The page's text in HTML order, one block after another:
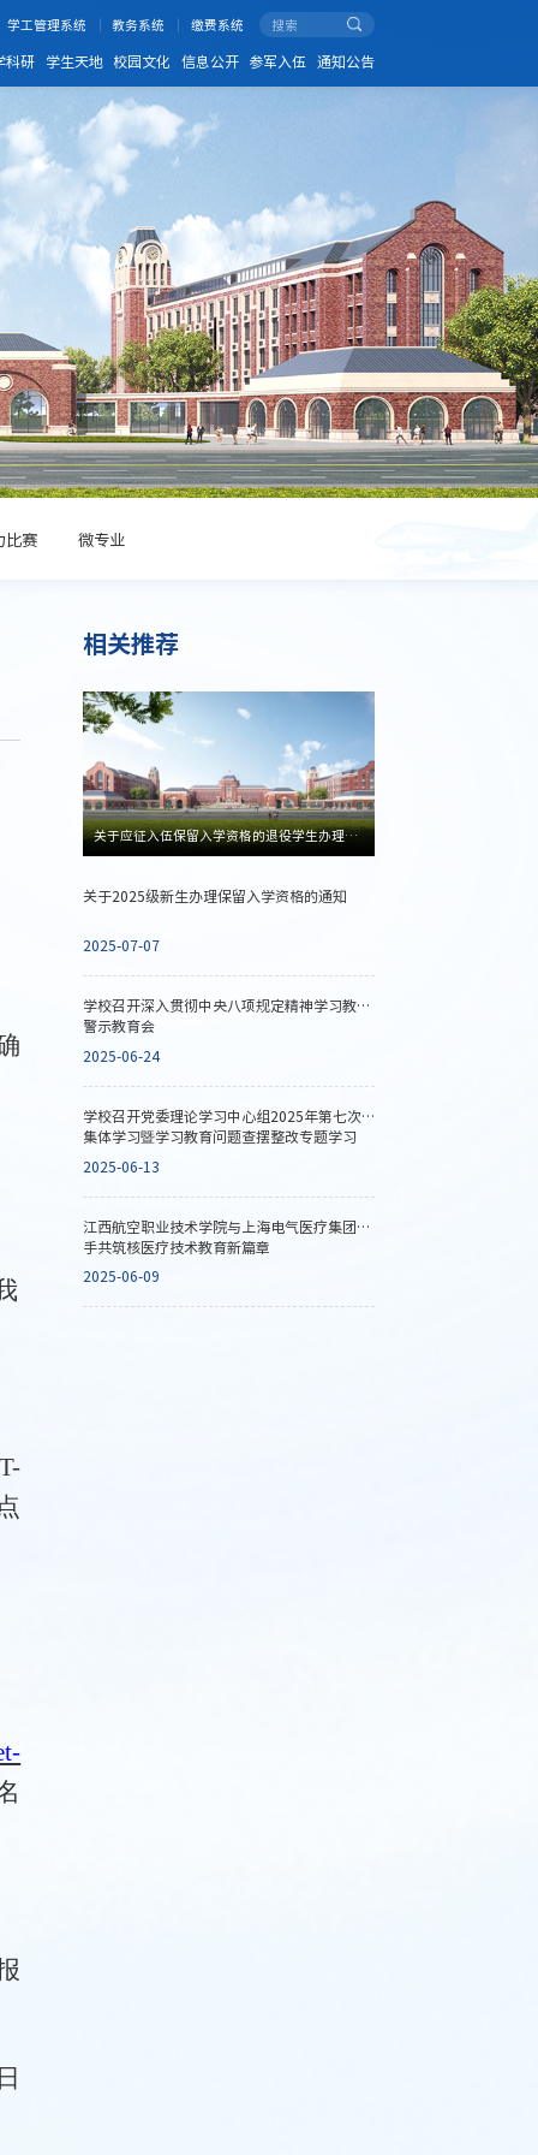
学工管理系统 教务系统 缴费系统
科研 学生天地 校园文化 信息公开 参军入伍 通知公告
比赛 微专业
相关推荐
关于应征入伍保留入学资格的退役学生办理2025年入学手续的通知
关于2025级新生办理保留入学资格的通知
2025-07-07
学校召开深入贯彻中央八项规定精神学习教育
警示教育会
2025-06-24
学校召开党委理论学习中心组2025年第七次
集体学习暨学习教育问题查摆整改专题学习
（扩大）会
2025-06-13
江西航空职业技术学院与上海电气医疗集团携
手共筑核医疗技术教育新篇章
2025-06-09